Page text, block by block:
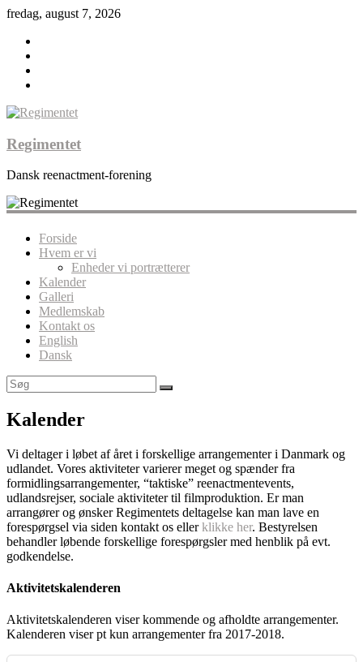
fredag, august 7, 2026
Regimentet
Dansk reenactment-forening
Forside
Hvem er vi
Enheder vi portrætterer
Kalender
Galleri
Medlemskab
Kontakt os
English
Dansk
Kalender
Vi deltager i løbet af året i forskellige arrangementer i Danmark og
udlandet. Vores aktiviteter varierer meget og spænder fra
formidlingsarrangementer, “taktiske” reenactmentevents,
udlandsrejser, sociale aktiviteter til filmproduktion. Er man
arrangører og ønsker Regimentets deltagelse kan man lave en
forespørgsel via siden kontakt os ellerklikke her. Bestyrelsen
behandler løbende forskellige forespørgsler med henblik på evt.
godkendelse.
Aktivitetskalenderen
Aktivitetskalenderen viser kommende og afholdte arrangementer.
Kalenderen viser pt kun arrangementer fra 2017-2018.